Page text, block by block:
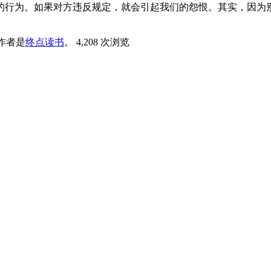
为。如果对方违反规定，就会引起我们的怨恨。其实，因
者是终点读书。 4,208 次浏览